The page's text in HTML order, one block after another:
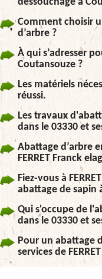
Comment choisir
d’arbre ?
À qui s’adresser
Coutansouze ?
Les matériels
réussi.
Les travaux
dans le 03330 et
Abattage d’arbre
FERRET Franck
Fiez-vous à
abattage de sapin
Qui s'occupe de
dans le 03330 et
Pour un abattage
services de